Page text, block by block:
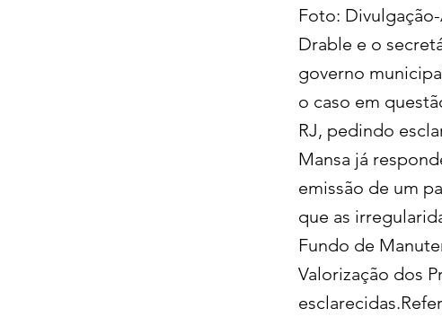
Foto:
Drable e o
governo
o caso em
RJ, pedindo
Mansa já
emissão de um
que as
Fundo de
Valorização dos